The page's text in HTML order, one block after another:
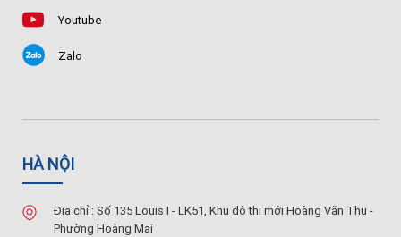
Youtube
Zalo
HÀ NỘI
Địa chỉ : Số 135 Louis I - LK51, Khu đô thị mới Hoàng Văn Thụ -
Phường Hoàng Mai